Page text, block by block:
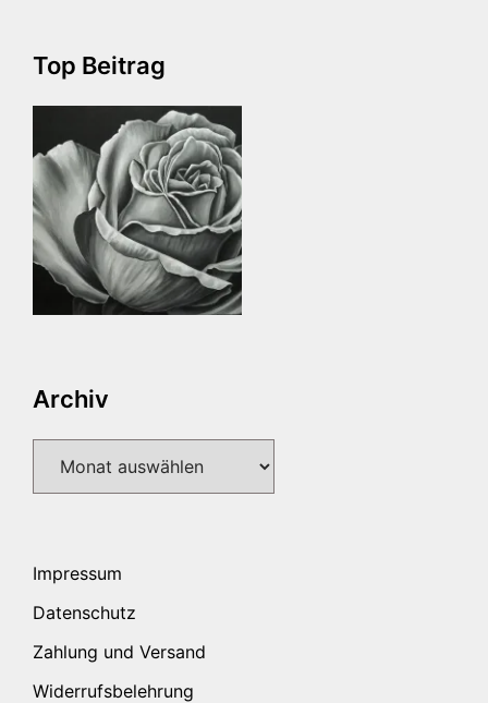
Top Beitrag
Archiv
Impressum
Datenschutz
Zahlung und Versand
Widerrufsbelehrung